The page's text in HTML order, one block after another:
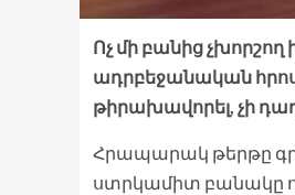
Ոչ մի բանից
ադրբեջանական
թիրախավորել, չի
Հրապարակ թերթը
ստրկամիտ բանակը